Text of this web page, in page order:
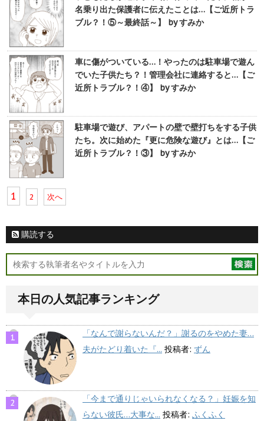
名乗り出た保護者に伝えたことは…【ご近所トラ
ブル？！⑤～最終話～】 by すみか
車に傷がついている…！やったのは駐車場で遊ん
でいた子供たち？！管理会社に連絡すると…【ご
近所トラブル？！④】 by すみか
駐車場で遊び、アパートの壁で壁打ちをする子供
たち。次に始めた『更に危険な遊び』とは…【ご
近所トラブル？！③】 by すみか
1 2 次へ
購読する
本日の人気記事ランキング
「なんで謝らないんだ？」謝るのをやめた妻…
夫がたどり着いた『... 投稿者: ずん
「今まで通りじゃいられなくなる？」妊娠を知
らない彼氏…大事な... 投稿者: ふくふく